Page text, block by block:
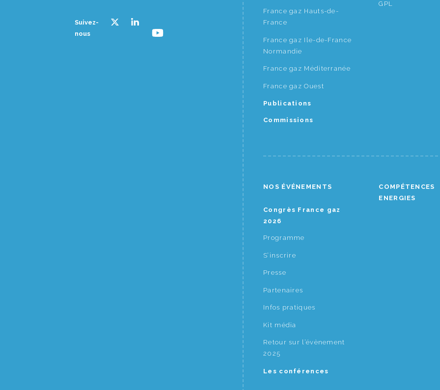
Suivez-
nous
France gaz Hauts-de-
France
France gaz Ile-de-France
Normandie
France gaz Méditerranée
France gaz Ouest
Publications
Commissions
GPL
NOS ÉVÉNEMENTS
Congrès France gaz
2026
Programme
S’inscrire
Presse
Partenaires
Infos pratiques
Kit média
Retour sur l’évènement
2025
Les conférences
COMPÉTENCES
ENERGIES